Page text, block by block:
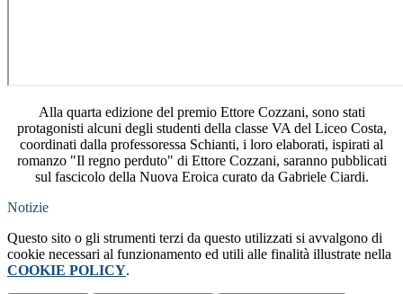
Alla quarta edizione del premio Ettore Cozzani, sono stati
protagonisti alcuni degli studenti della classe VA del Liceo Costa,
coordinati dalla professoressa Schianti, i loro elaborati, ispirati al
romanzo "Il regno perduto" di Ettore Cozzani, saranno pubblicati
sul fascicolo della Nuova Eroica curato da Gabriele Ciardi.
Notizie
Questo sito o gli strumenti terzi da questo utilizzati si avvalgono di
cookie necessari al funzionamento ed utili alle finalità illustrate nella
COOKIE POLICY.